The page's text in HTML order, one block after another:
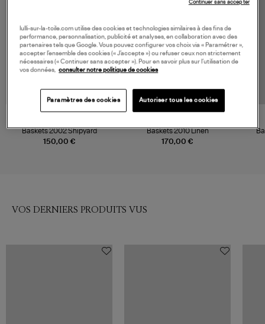
150,00 €
Baskets 2002 Shipyard
170,00 €
Baskets 2010 Linen
VOS DERNIERS PRODUITS VUS
lulli-sur-la-toile.com utilise des cookies et technologies similaires à des fins de
performance, personnalisation, publicité et analyses, en collaboration avec des
partenaires tels que Google. Vous pouvez configurer vos choix via « Paramétrer »,
accepter l’ensemble des cookies (« J’accepte ») ou refuser ceux non strictement
nécessaires (« Continuer sans accepter »). Pour en savoir plus sur l’utilisation de
vos données, consulter notre politique de cookies
Paramètres des cookies Autoriser tous les cookies
Continuer sans accepter